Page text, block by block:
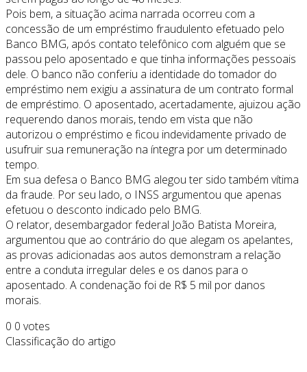
Pois bem, a situação acima narrada ocorreu com a
concessão de um empréstimo fraudulento efetuado pelo
Banco BMG, após contato telefônico com alguém que se
passou pelo aposentado e que tinha informações pessoais
dele. O banco não conferiu a identidade do tomador do
empréstimo nem exigiu a assinatura de um contrato formal
de empréstimo. O aposentado, acertadamente, ajuizou ação
requerendo danos morais, tendo em vista que não
autorizou o empréstimo e ficou indevidamente privado de
usufruir sua remuneração na íntegra por um determinado
tempo.
Em sua defesa o Banco BMG alegou ter sido também vítima
da fraude. Por seu lado, o INSS argumentou que apenas
efetuou o desconto indicado pelo BMG.
O relator, desembargador federal João Batista Moreira,
argumentou que ao contrário do que alegam os apelantes,
as provas adicionadas aos autos demonstram a relação
entre a conduta irregular deles e os danos para o
aposentado. A condenação foi de R$ 5 mil por danos
morais.
0 0 votes
Classificação do artigo